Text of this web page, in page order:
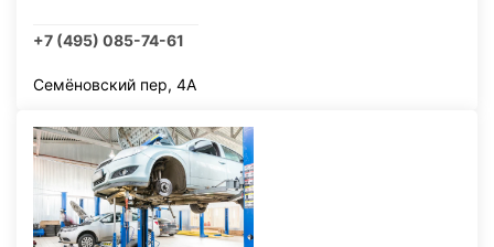
+7 (495) 085-74-61
Семёновский пер, 4А